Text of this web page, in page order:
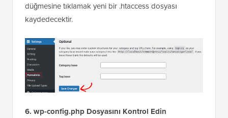
düğmesine tıklamak yeni bir .htaccess dosyası
kaydedecektir.
6. wp-config.php Dosyasını Kontrol Edin